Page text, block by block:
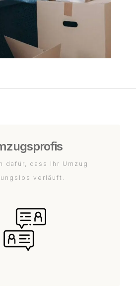
dafür, dass Ihr Umzug
verläuft.